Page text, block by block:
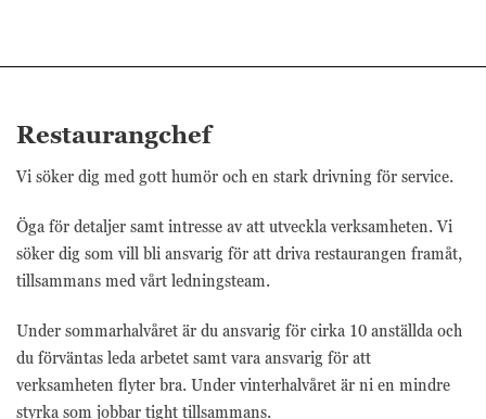
Restaurangchef
Vi söker dig med gott humör och en stark drivning för service.
Öga för detaljer samt intresse av att utveckla verksamheten. Vi
söker dig som vill bli ansvarig för att driva restaurangen framåt,
tillsammans med vårt ledningsteam.
Under sommarhalvåret är du ansvarig för cirka 10 anställda och
du förväntas leda arbetet samt vara ansvarig för att
verksamheten flyter bra. Under vinterhalvåret är ni en mindre
styrka som jobbar tight tillsammans.
och analysera
annonskampanjen.